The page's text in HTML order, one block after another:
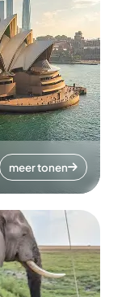
meer tonen